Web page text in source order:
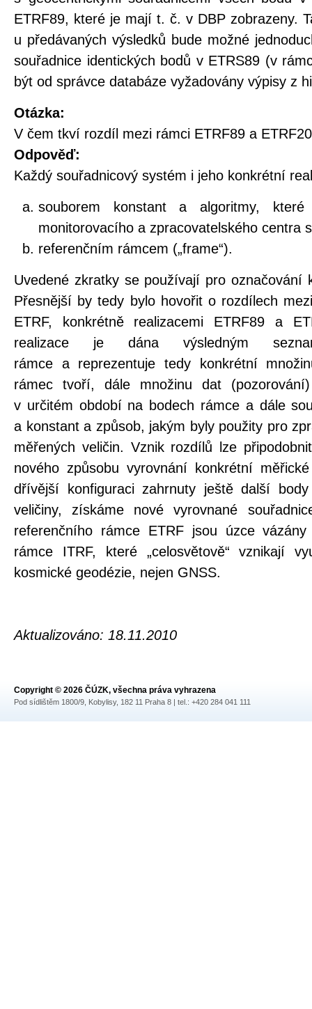
ETRF89, které je mají t. č. v DBP zobrazeny.
u předávaných výsledků bude možné
souřadnice identických bodů v ETRS89 (v
být od správce databáze vyžadovány výpisy z
Otázka:
V čem tkví rozdíl mezi rámci ETRF89 a
Odpověď:
Každý souřadnicový systém i jeho konkrétní
souborem konstant a algoritmy,
monitorovacího a zpracovatelského centra
referenčním rámcem („frame“).
Uvedené zkratky se používají pro označování
Přesnější by tedy bylo hovořit o rozdílech
ETRF, konkrétně realizacemi ETRF89 a
realizace je dána výsledným
rámce a reprezentuje tedy konkrétní
rámec tvoří, dále množinu dat
v určitém období na bodech rámce a dále
a konstant a způsob, jakým byly použity pro
měřených veličin. Vznik rozdílů lze
nového způsobu vyrovnání konkrétní
dřívější konfiguraci zahrnuty ještě další
veličiny, získáme nové vyrovnané
referenčního rámce ETRF jsou úzce
rámce ITRF, které „celosvětově“ vznikají
kosmické geodézie, nejen GNSS.
Aktualizováno: 18.11.2010
Copyright © 2026 ČÚZK, všechna práva vyhrazena
Pod sídlištěm 1800/9, Kobylisy, 182 11 Praha 8 | tel.: +420 284 041 111